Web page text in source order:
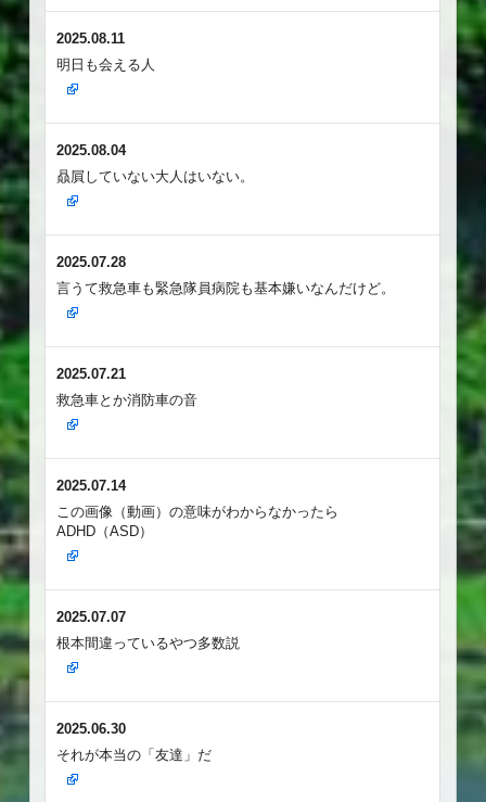
2025.08.11
明日も会える人
2025.08.04
贔屓していない大人はいない。
2025.07.28
言うて救急車も緊急隊員病院も基本嫌いなんだけど。
2025.07.21
救急車とか消防車の音
2025.07.14
この画像（動画）の意味がわからなかったら
ADHD（ASD）
2025.07.07
根本間違っているやつ多数説
2025.06.30
それが本当の「友達」だ